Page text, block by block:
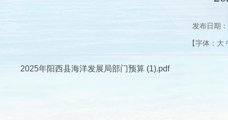
发布日期
【字体： 大
2025年阳西县海洋发展局部门预算 (1).pdf